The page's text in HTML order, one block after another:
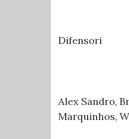
Difensori
Alex Sandro,
Marquinhos,